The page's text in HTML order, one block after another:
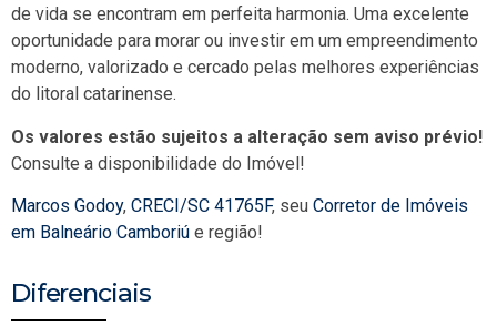
de vida se encontram em perfeita harmonia. Uma excelente
oportunidade para morar ou investir em um empreendimento
moderno, valorizado e cercado pelas melhores experiências
do litoral catarinense.
Os valores estão sujeitos a alteração sem aviso prévio!
Consulte a disponibilidade do Imóvel!
Marcos Godoy, CRECI/SC 41765F, seu Corretor de Imóveis
em Balneário Camboriú e região!
Diferenciais